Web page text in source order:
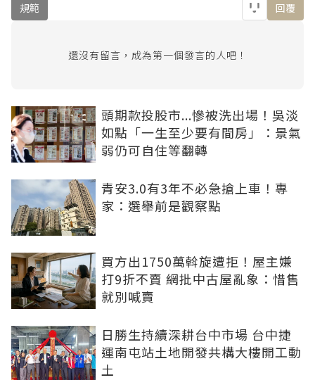
規範 回覆
還沒有留言，成為第一個發言的人吧！
頭期款投股市...慘被洗出場！吳淡
如點「一生至少要有間房」：景氣
弱仍可自住等翻轉
青安3.0有3年不必急搶上車！專
家：選舉前是觀察點
買方出1750萬斡旋遭拒！屋主嫌
打9折不賣 網批中古屋亂象：惜售
就別喊賣
日勝生持續深耕台中市場 台中捷
運南屯站土地開發共構大樓開工動
土